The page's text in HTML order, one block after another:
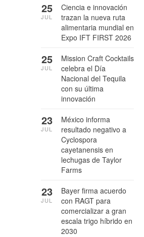
Ciencia e innovación
trazan la nueva ruta
alimentaria mundial en
Expo IFT FIRST 2026
25
JUL
Mission Craft Cocktails
celebra el Día
Nacional del Tequila
con su última
innovación
25
JUL
México informa
resultado negativo a
Cyclospora
cayetanensis en
lechugas de Taylor
Farms
23
JUL
Bayer firma acuerdo
con RAGT para
comercializar a gran
escala trigo híbrido en
2030
23
JUL